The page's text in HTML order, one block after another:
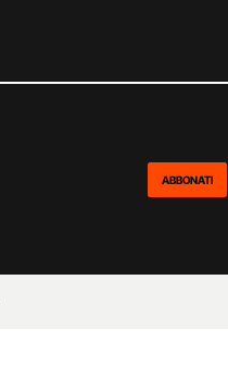
ABBONATI